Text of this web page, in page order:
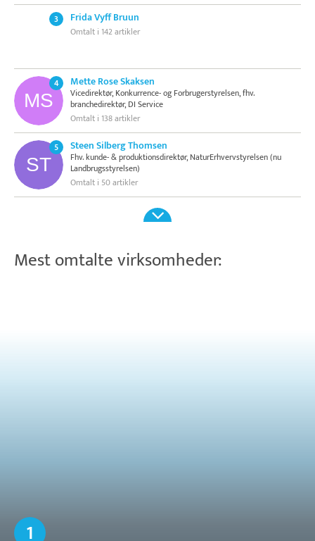
3 Frida Vyff Bruun
Omtalt i 142 artikler
4 Mette Rose Skaksen
Vicedirektør, Konkurrence- og Forbrugerstyrelsen, fhv.
branchedirektør, DI Service
Omtalt i 138 artikler
5 Steen Silberg Thomsen
Fhv. kunde- & produktionsdirektør, NaturErhvervstyrelsen (nu
Landbrugsstyrelsen)
Omtalt i 50 artikler
Mest omtalte virksomheder:
1